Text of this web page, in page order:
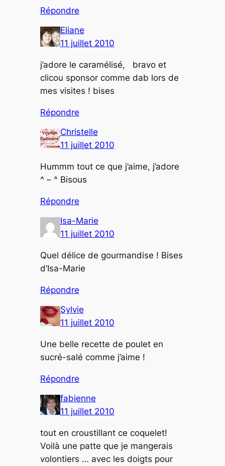
Répondre
Eliane
11 juillet 2010
j’adore le caramélisé, bravo et
clicou sponsor comme dab lors de
mes visites ! bises
Répondre
Christelle
11 juillet 2010
Hummm tout ce que j’aime, j’adore
^ – ^ Bisous
Répondre
Isa-Marie
11 juillet 2010
Quel délice de gourmandise ! Bises
d’Isa-Marie
Répondre
Sylvie
11 juillet 2010
Une belle recette de poulet en
sucré-salé comme j’aime !
Répondre
fabienne
11 juillet 2010
tout en croustillant ce coquelet!
Voilà une patte que je mangerais
volontiers … avec les doigts pour